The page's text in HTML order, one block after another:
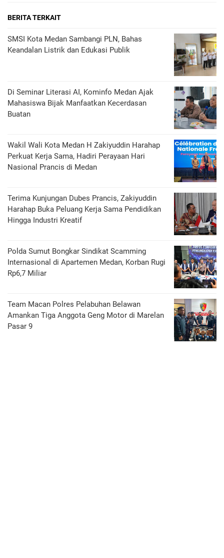
BERITA TERKAIT
SMSI Kota Medan Sambangi PLN, Bahas
Keandalan Listrik dan Edukasi Publik
Di Seminar Literasi AI, Kominfo Medan Ajak
Mahasiswa Bijak Manfaatkan Kecerdasan
Buatan
Wakil Wali Kota Medan H Zakiyuddin Harahap
Perkuat Kerja Sama, Hadiri Perayaan Hari
Nasional Prancis di Medan
Terima Kunjungan Dubes Prancis, Zakiyuddin
Harahap Buka Peluang Kerja Sama Pendidikan
Hingga Industri Kreatif
Polda Sumut Bongkar Sindikat Scamming
Internasional di Apartemen Medan, Korban Rugi
Rp6,7 Miliar
Team Macan Polres Pelabuhan Belawan
Amankan Tiga Anggota Geng Motor di Marelan
Pasar 9